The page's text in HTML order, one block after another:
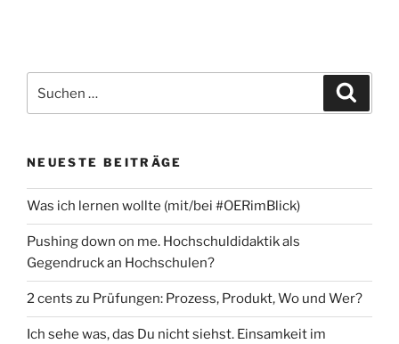
nach:
NEUESTE BEITRÄGE
Was ich lernen wollte (mit/bei #OERimBlick)
Pushing down on me. Hochschuldidaktik als
Gegendruck an Hochschulen?
2 cents zu Prüfungen: Prozess, Produkt, Wo und Wer?
Ich sehe was, das Du nicht siehst. Einsamkeit im